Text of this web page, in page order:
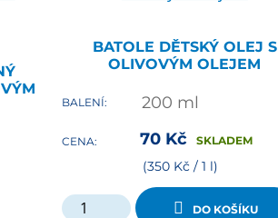
BATOLE DĚTSKÝ OLEJ S
OLIVOVÝM OLEJEM
BALENÍ: 200 ml
CENA: 70 Kč SKLADEM
(350 Kč / 1 l)
DO KOŠÍKU